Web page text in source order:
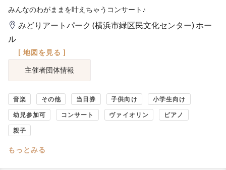
みんなのわがままを叶えちゃうコンサート♪
みどりアートパーク (横浜市緑区民文化センター) ホー
ル
[ 地図を見る ]
主催者団体情報
音楽 その他 当日券 子供向け 小学生向け
幼児参加可 コンサート ヴァイオリン ピアノ
親子
もっとみる